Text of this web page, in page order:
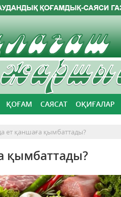
ҚОҒАМ САЯСАТ ОҚИҒАЛАР
ет қаншаға қымбаттады?
қымбаттады?